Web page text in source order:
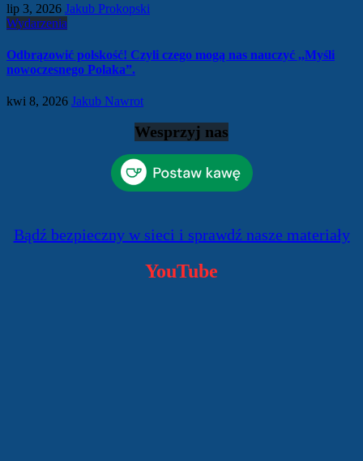
lip 3, 2026 Jakub Prokopski
Wydarzenia
Odbrązowić polskość! Czyli czego mogą nas nauczyć ,,Myśli
nowoczesnego Polaka”.
kwi 8, 2026 Jakub Nawrot
Wesprzyj nas
Bądź bezpieczny w sieci i sprawdź nasze materiały
YouTube